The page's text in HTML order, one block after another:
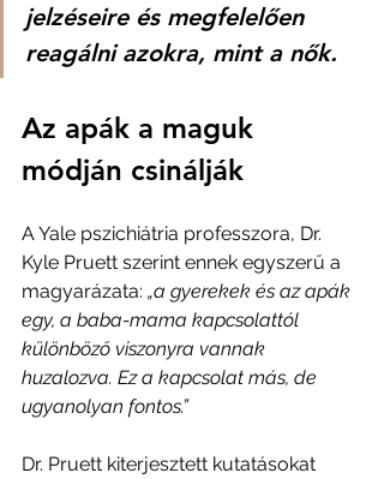
jelzéseire és megfelelően
reagálni azokra, mint a nők.
Az apák a maguk
módján csinálják
A Yale pszichiátria professzora, Dr.
Kyle Pruett szerint ennek egyszerű a
magyarázata: „a gyerekek és az apák
egy, a baba-mama kapcsolattól
különböző viszonyra vannak
huzalozva. Ez a kapcsolat más, de
ugyanolyan fontos.”
Dr. Pruett kiterjesztett kutatásokat